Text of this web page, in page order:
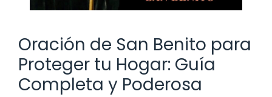
Oración de San Benito para
Proteger tu Hogar: Guía
Completa y Poderosa